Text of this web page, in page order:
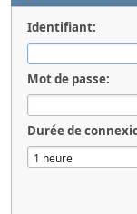
Identifiant:
Mot de passe:
Durée de